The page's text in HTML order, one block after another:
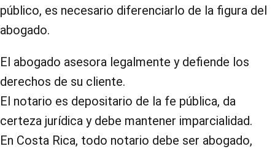
público, es necesario diferenciarlo de la figura del
abogado.
El abogado asesora legalmente y defiende los
derechos de su cliente.
El notario es depositario de la fe pública, da
certeza jurídica y debe mantener imparcialidad.
En Costa Rica, todo notario debe ser abogado,